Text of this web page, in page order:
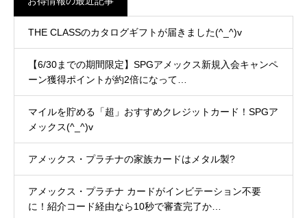
THE CLASSのカタログギフトが届きました(^_^)v
【6/30までの期間限定】SPGアメックス新規入会キャンペ
ーン獲得ポイントが約2倍になって…
マイルを貯める「超」おすすめクレジットカード！SPGア
メックス(^_^)v
アメックス・プラチナの家族カードはメタル製?
アメックス・プラチナ カードがインビテーション不要
に！紹介コード経由なら10秒で審査完了か…